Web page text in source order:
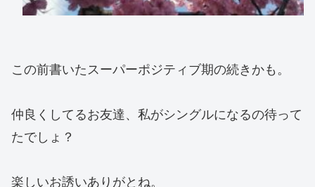
この前書いたスーパーポジティブ期の続きかも。
仲良くしてるお友達、私がシングルになるの待って
たでしょ？
楽しいお誘いありがとね。